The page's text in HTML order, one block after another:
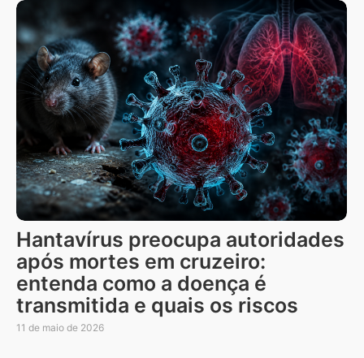
Hantavírus preocupa autoridades
após mortes em cruzeiro:
entenda como a doença é
transmitida e quais os riscos
11 de maio de 2026